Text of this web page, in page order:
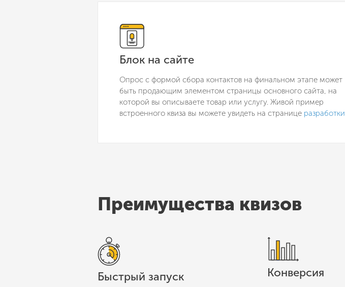
Блок на сайте
Опрос с формой сбора контактов на финальном этапе может
быть продающим элементом страницы основного сайта, на
которой вы описываете товар или услугу. Живой пример
встроенного квиза вы можете увидеть на странице разработки
Преимущества квизов
Быстрый запуск Конверсия